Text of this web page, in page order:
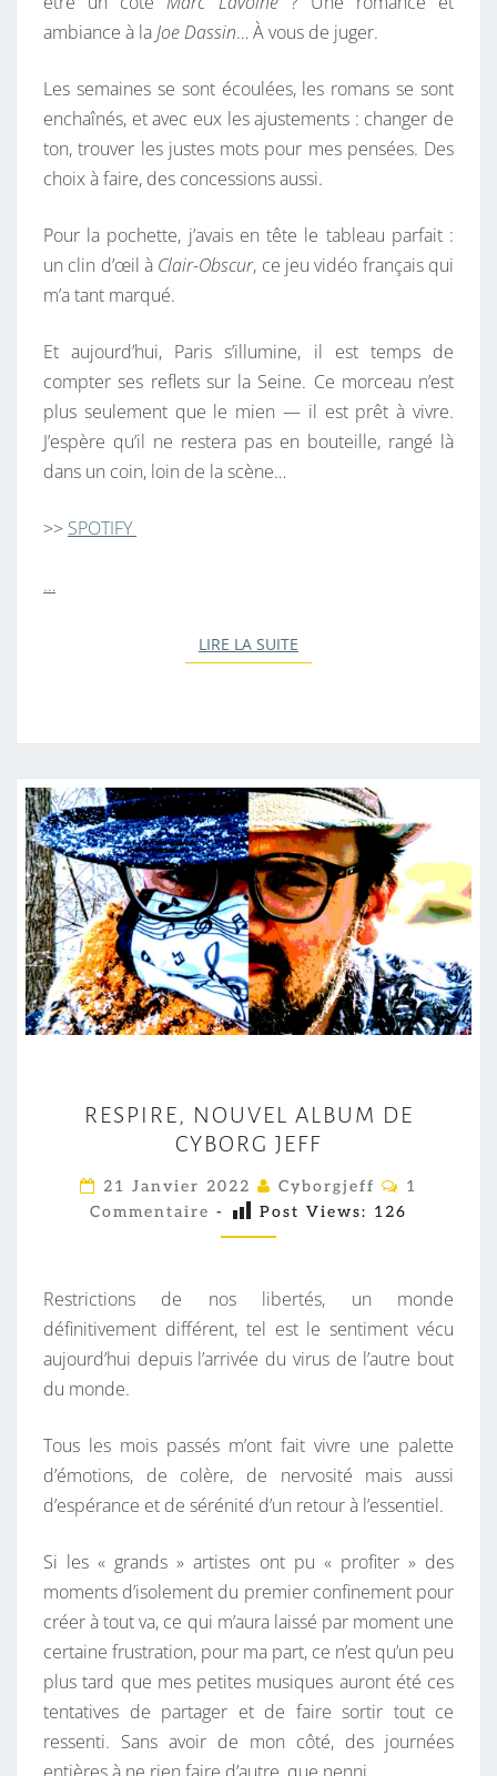
ambiance à la Joe Dassin… À vous de juger.
Les semaines se sont écoulées, les romans se sont
enchaînés, et avec eux les ajustements : changer de
ton, trouver les justes mots pour mes pensées. Des
choix à faire, des concessions aussi.
Pour la pochette, j’avais en tête le tableau parfait :
un clin d’œil à Clair-Obscur, ce jeu vidéo français qui
m’a tant marqué.
Et aujourd’hui, Paris s’illumine, il est temps de
compter ses reflets sur la Seine. Ce morceau n’est
plus seulement que le mien — il est prêt à vivre.
J’espère qu’il ne restera pas en bouteille, rangé là
dans un coin, loin de la scène…
>> SPOTIFY
…
LIRE LA SUITE
E
S
P
R
N
O
E
L
A
B
U
M
D
E
C
Y
RESPIRE, NOUVEL ALBUM DE
CYBORG JEFF
21 Janvier 2022 Cyborgjeff
C
M
A
I
R
E
1
Commentaire - Post Views: 126
Restrictions de nos libertés, un monde
définitivement différent, tel est le sentiment vécu
aujourd’hui depuis l’arrivée du virus de l’autre bout
du monde.
Tous les mois passés m’ont fait vivre une palette
d’émotions, de colère, de nervosité mais aussi
d’espérance et de sérénité d’un retour à l’essentiel.
Si les « grands » artistes ont pu « profiter » des
moments d’isolement du premier confinement pour
créer à tout va, ce qui m’aura laissé par moment une
certaine frustration, pour ma part, ce n’est qu’un peu
plus tard que mes petites musiques auront été ces
tentatives de partager et de faire sortir tout ce
ressenti. Sans avoir de mon côté, des journées